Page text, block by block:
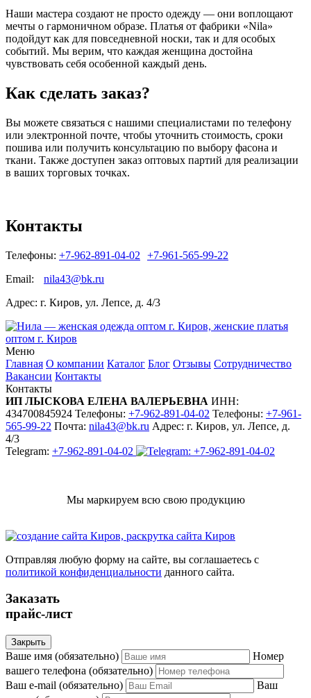
Наши мастера создают не просто одежду — они воплощают
мечты о гармоничном образе. Платья от фабрики «Nila»
подойдут как для повседневной носки, так и для особых
событий. Мы верим, что каждая женщина достойна
чувствовать себя особенной каждый день.
Как сделать заказ?
Вы можете связаться с нашими специалистами по телефону
или электронной почте, чтобы уточнить стоимость, сроки
пошива или получить консультацию по выбору фасона и
ткани. Также доступен заказ оптовых партий для реализации
в ваших торговых точках.
Контакты
Телефоны: +7-962-891-04-02
+7-961-565-99-22
Email:
nila43@bk.ru
Адрес: г. Киров, ул. Лепсе, д. 4/3
Меню
Главная О компании Каталог Блог Отзывы Сотрудничество
Вакансии Контакты
Контакты
ИП ЛЫСКОВА ЕЛЕНА ВАЛЕРЬЕВНА ИНН:
434700845924 Телефоны: +7-962-891-04-02 Телефоны: +7-961-
565-99-22 Почта: nila43@bk.ru Адрес: г. Киров, ул. Лепсе, д.
4/3
Telegram: +7-962-891-04-02
Мы маркируем всю свою продукцию
Отправляя любую форму на сайте, вы соглашаетесь с
политикой конфиденциальности данного сайта.
Заказать
прайс-лист
Закрыть
Ваше имя (обязательно)
Номер
вашего телефона (обязательно)
Ваш e-mail (обязательно)
Ваш